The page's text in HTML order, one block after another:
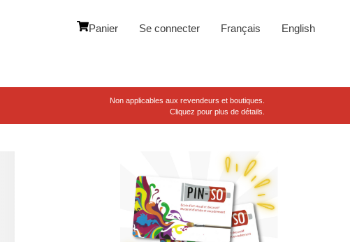
Panier Se connecter Français English
Non applicables aux revendeurs et boutiques.
Cliquez pour plus de détails.